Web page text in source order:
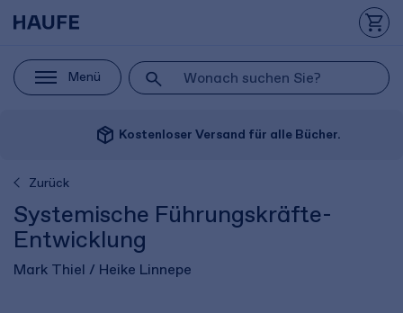
Menü
package_2 Kostenloser Versand für alle Bücher.
Zurück
Systemische Führungskräfte-
Entwicklung
Mark Thiel / Heike Linnepe